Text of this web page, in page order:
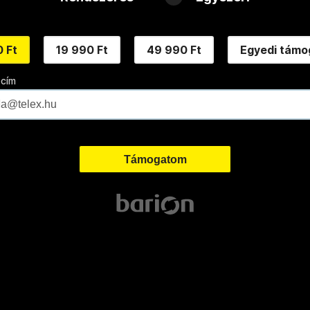
Ft 19 990 Ft 49 990 Ft Egyedi